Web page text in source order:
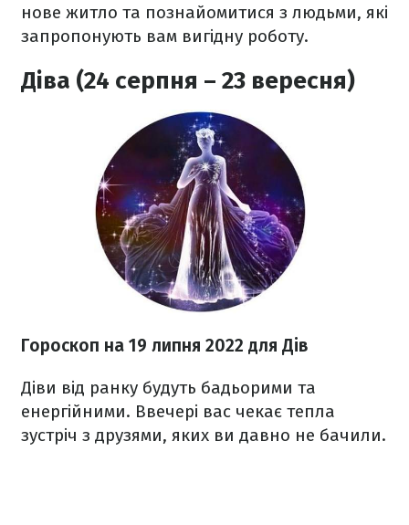
нове житло та познайомитися з людьми, які
запропонують вам вигідну роботу.
Діва (24 серпня – 23 вересня)
Гороскоп на 19 липня 2022 для Дів
Діви від ранку будуть бадьорими та
енергійними. Ввечері вас чекає тепла
зустріч з друзями, яких ви давно не бачили.